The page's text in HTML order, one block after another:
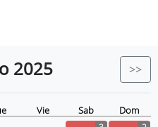
2025 >>
Vie Sab Dom